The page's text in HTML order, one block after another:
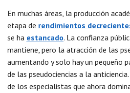
En muchas áreas, la producción
etapa de rendimientos
se ha estancado. La confianza
mantiene, pero la atracción de las
aumentando y solo hay un pequeño
de las pseudociencias a la
de los especialistas que ahora